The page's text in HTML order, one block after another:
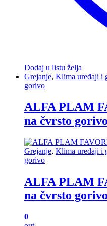
Dodaj u listu želja
Grejanje, Klima uređaji i
gorivo
ALFA PLAM
na čvrsto gorivo
Grejanje, Klima uređaji i
gorivo
ALFA PLAM
na čvrsto gorivo
0